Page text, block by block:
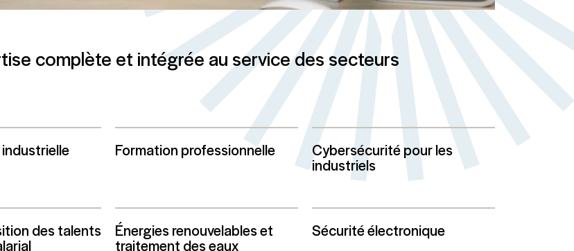
complète et intégrée au service des secteurs
Formation professionnelle Cybersécurité pour les
industriels
des talents Énergies renouvelables et
traitement des eaux
Sécurité électronique